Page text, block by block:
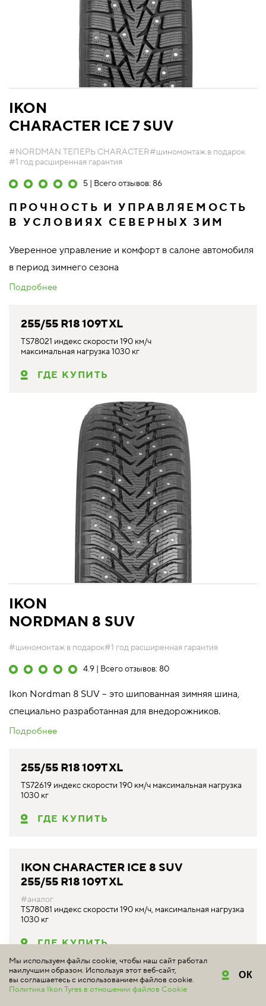
IKON
CHARACTER ICE 7 SUV
#NORDMAN ТЕПЕРЬ CHARACTER#шиномонтаж в подарок
#1 год расширенная гарантия
5 | Всего отзывов: 86
ПРОЧНОСТЬ И УПРАВЛЯЕМОСТЬ
В УСЛОВИЯХ СЕВЕРНЫХ ЗИМ
Уверенное управление и комфорт в салоне автомобиля
в период зимнего сезона
Подробнее
255/55 R18 109T XL
TS78021 индекс скорости 190 км/ч
максимальная нагрузка 1030 кг
ГДЕ КУПИТЬ
IKON
NORDMAN 8 SUV
#шиномонтаж в подарок#1 год расширенная гарантия
4.9 | Всего отзывов: 80
Ikon Nordman 8 SUV – это шипованная зимняя шина,
специально разработанная для внедорожников.
Подробнее
255/55 R18 109T XL
TS72619 индекс скорости 190 км/ч максимальная нагрузка
1030 кг
ГДЕ КУПИТЬ
IKON CHARACTER ICE 8 SUV
255/55 R18 109T XL
#аналог
TS78081 индекс скорости 190 км/ч, максимальная нагрузка
1030 кг
ГДЕ КУПИТЬ
Мы используем файлы cookie, чтобы наш сайт работал
наилучшим образом. Используя этот веб-сайт,
вы соглашаетесь с использованием файлов cookie.
Политика Ikon Tyres в отношении файлов Cookie
ОК